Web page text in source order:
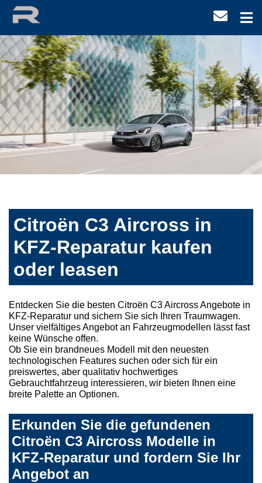
Citroën C3 Aircross in
KFZ-Reparatur kaufen
oder leasen
Entdecken Sie die besten Citroën C3 Aircross Angebote in
KFZ-Reparatur und sichern Sie sich Ihren Traumwagen.
Unser vielfältiges Angebot an Fahrzeugmodellen lässt fast
keine Wünsche offen.
Ob Sie ein brandneues Modell mit den neuesten
technologischen Features suchen oder sich für ein
preiswertes, aber qualitativ hochwertiges
Gebrauchtfahrzeug interessieren, wir bieten Ihnen eine
breite Palette an Optionen.
Erkunden Sie die gefundenen
Citroën C3 Aircross Modelle in
KFZ-Reparatur und fordern Sie Ihr
Angebot an